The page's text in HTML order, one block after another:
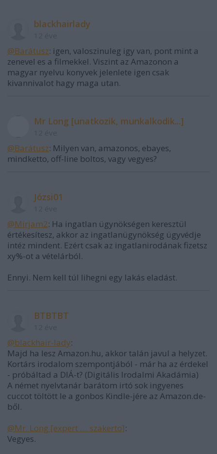
blackhairlady
@Barátusz: igen, valoszinuleg igy van, pont mint a
zenevel es a filmekkel. Viszint az Amazonon a
magyar nyelvu konyvek jelenlete igen csak
kivannivalot hagy maga utan.
Mr Long [unatkozik, munkalkodik...]
@Barátusz: Milyen van, amazonos, ebayes,
mindketto, off-line boltos, vagy vegyes?
Józsi01
@Mirjam2: Ha ingatlan ügynökségen keresztül
értékesítesz, akkor az ingatlanügynökség ügyvédje
intéz mindent. Ezért csak az ingatlanirodának fizetsz
xy%-ot a vételárból.
Ennyi. Nem kell túl lihegni egy lakás eladást.
BTBTBT
@blackhair-lady:
Majd ha lesz Amazon.hu, akkor talán javul a helyzet.
Kortárs irodalom szempontjából - már ha az érdekel
- próbáltad a DIÁ-t? (Digitális Irodalmi Akadámia)
A német nyelvtanár barátom irtó sok ingyenes
cuccot töltött le a gonbos Kindle-jére az Amazon.de-
ből.
@Mr. Long [expert .... szakerto]:
Vegyes.